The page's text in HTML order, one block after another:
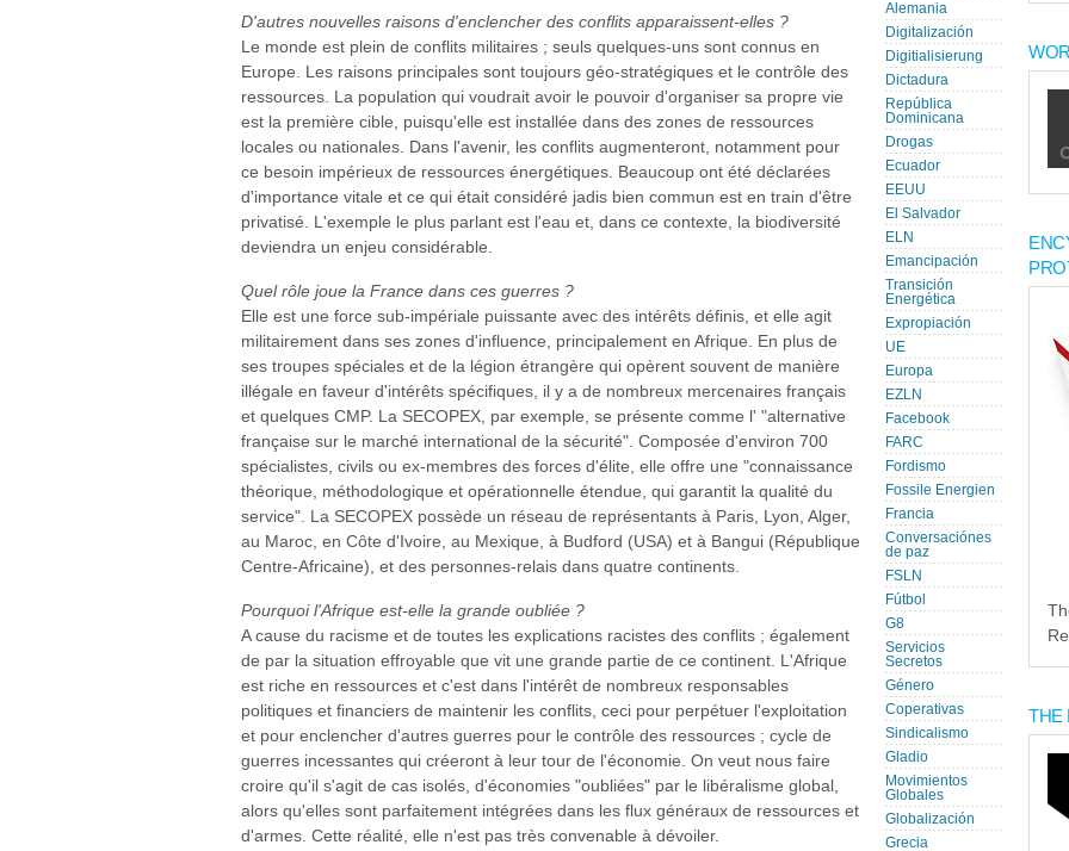
D'autres nouvelles raisons d'enclencher des conflits apparaissent-elles ?
Le monde est plein de conflits militaires ; seuls quelques-uns sont connus en
Europe. Les raisons principales sont toujours géo-stratégiques et le contrôle des
ressources. La population qui voudrait avoir le pouvoir d'organiser sa propre vie
est la première cible, puisqu'elle est installée dans des zones de ressources
locales ou nationales. Dans l'avenir, les conflits augmenteront, notamment pour
ce besoin impérieux de ressources énergétiques. Beaucoup ont été déclarées
d'importance vitale et ce qui était considéré jadis bien commun est en train d'être
privatisé. L'exemple le plus parlant est l'eau et, dans ce contexte, la biodiversité
deviendra un enjeu considérable.
Quel rôle joue la France dans ces guerres ?
Elle est une force sub-impériale puissante avec des intérêts définis, et elle agit
militairement dans ses zones d'influence, principalement en Afrique. En plus de
ses troupes spéciales et de la légion étrangère qui opèrent souvent de manière
illégale en faveur d'intérêts spécifiques, il y a de nombreux mercenaires français
et quelques CMP. La SECOPEX, par exemple, se présente comme l' "alternative
française sur le marché international de la sécurité". Composée d'environ 700
spécialistes, civils ou ex-membres des forces d'élite, elle offre une "connaissance
théorique, méthodologique et opérationnelle étendue, qui garantit la qualité du
service". La SECOPEX possède un réseau de représentants à Paris, Lyon, Alger,
au Maroc, en Côte d'Ivoire, au Mexique, à Budford (USA) et à Bangui (République
Centre-Africaine), et des personnes-relais dans quatre continents.
Pourquoi l'Afrique est-elle la grande oubliée ?
A cause du racisme et de toutes les explications racistes des conflits ; également
de par la situation effroyable que vit une grande partie de ce continent. L'Afrique
est riche en ressources et c'est dans l'intérêt de nombreux responsables
politiques et financiers de maintenir les conflits, ceci pour perpétuer l'exploitation
et pour enclencher d'autres guerres pour le contrôle des ressources ; cycle de
guerres incessantes qui créeront à leur tour de l'économie. On veut nous faire
croire qu'il s'agit de cas isolés, d'économies "oubliées" par le libéralisme global,
alors qu'elles sont parfaitement intégrées dans les flux généraux de ressources et
d'armes. Cette réalité, elle n'est pas très convenable à dévoiler.
Alemania
Digitalización
Digitialisierung
Dictadura
República
Dominicana
Drogas
Ecuador
EEUU
El Salvador
ELN
Emancipación
Transición
Energética
Expropiación
UE
Europa
EZLN
Facebook
FARC
Fordismo
Fossile Energien
Francia
Conversaciónes
de paz
FSLN
Fútbol
G8
Servicios
Secretos
Género
Coperativas
Sindicalismo
Gladio
Movimientos
Globales
Globalización
Grecia
THE